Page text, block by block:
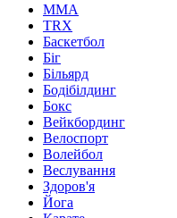
MMA
TRX
Баскетбол
Біг
Більярд
Бодібілдинг
Бокс
Вейкбординг
Велоспорт
Волейбол
Веслування
Здоров'я
Йога